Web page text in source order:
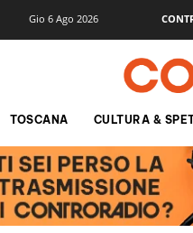
Gio 6 Ago 2026
TOSCANA CULTURA &